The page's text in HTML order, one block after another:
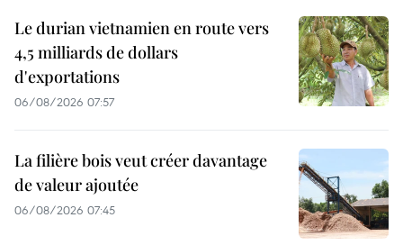
Le durian vietnamien en route vers
4,5 milliards de dollars
d'exportations
06/08/2026 07:57
La filière bois veut créer davantage
de valeur ajoutée
06/08/2026 07:45